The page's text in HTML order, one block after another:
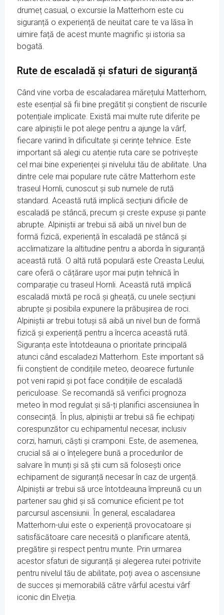
drumeț casual, o excursie la Matterhorn este cu
siguranță o experiență de neuitat care te va lăsa în
uimire față de acest munte magnific și istoria sa
bogată.
Rute de escaladă și sfaturi de siguranță
Când vine vorba de escaladarea mărețului Matterhorn,
este esențial să fii bine pregătit și conștient de riscurile
potențiale implicate. Există mai multe rute diferite pe
care alpiniștii le pot alege pentru a ajunge la vârf,
fiecare variind în dificultate și cerințe tehnice. Este
important să alegi cu atenție ruta care se potrivește
cel mai bine experienței și nivelului tău de abilitate. Una
dintre cele mai populare rute către Matterhorn este
traseul Hornli, cunoscut și sub numele de rută
standard. Această rută implică secțiuni dificile de
escaladă pe stâncă, precum și creste expuse și pante
abrupte. Alpiniștii ar trebui să aibă un nivel bun de
formă fizică, experiență în escaladă pe stâncă și
acclimatizare la altitudine pentru a aborda în siguranță
această rută. O altă rută populară este Creasta Leului,
care oferă o cățărare ușor mai puțin tehnică în
comparație cu traseul Hornli. Această rută implică
escaladă mixtă pe rocă și gheață, cu unele secțiuni
abrupte și posibila expunere la prăbușirea de roci.
Alpiniștii ar trebui totuși să aibă un nivel bun de formă
fizică și experiență pentru a încerca această rută.
Siguranța este întotdeauna o prioritate principală
atunci când escaladezi Matterhorn. Este important să
fii conștient de condițiile meteo, deoarece furtunile
pot veni rapid și pot face condițiile de escaladă
periculoase. Se recomandă să verifici prognoza
meteo în mod regulat și să-ți planifici ascensiunea în
consecință. În plus, alpiniștii ar trebui să fie echipați
corespunzător cu echipamentul necesar, inclusiv
corzi, hamuri, căști și cramponi. Este, de asemenea,
crucial să ai o înțelegere bună a procedurilor de
salvare în munți și să știi cum să folosești orice
echipament de siguranță necesar în caz de urgență.
Alpiniștii ar trebui să urce întotdeauna împreună cu un
partener sau ghid și să comunice eficient pe tot
parcursul ascensiunii. În general, escaladarea
Matterhorn-ului este o experiență provocatoare și
satisfăcătoare care necesită o planificare atentă,
pregătire și respect pentru munte. Prin urmarea
acestor sfaturi de siguranță și alegerea rutei potrivite
pentru nivelul tău de abilitate, poți avea o ascensiune
de succes și memorabilă către vârful acestui vârf
iconic din Elveția.